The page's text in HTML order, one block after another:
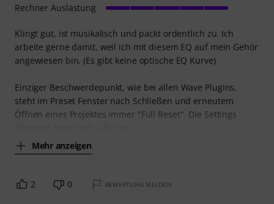
Klingt gut, ist musikalisch und packt ordentlich zu. Ich
arbeite gerne damit, weil ich mit diesem EQ auf mein Gehör
angewiesen bin. (Es gibt keine optische EQ Kurve)
Einziger Beschwerdepunkt, wie bei allen Wave Plugins,
steht im Preset Fenster nach Schließen und erneutem
Öffnen eines Projektes immer "Full Reset". Die Settings
Mehr anzeigen
Rechner Auslastung
2 0 BEWERTUNG MELDEN